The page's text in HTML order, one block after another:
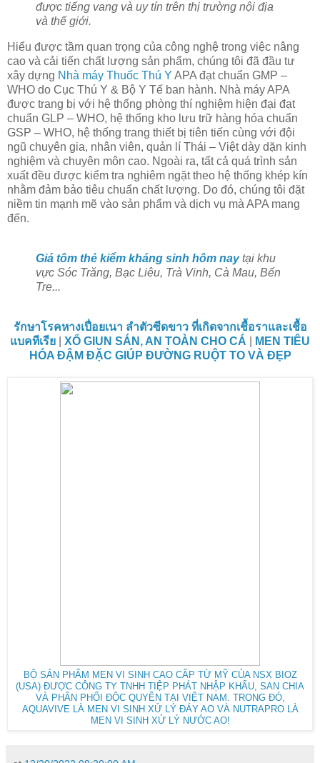
được tiếng vang và uy tín trên thị trường nội địa
và thế giới.
Hiểu được tầm quan trọng của công nghệ trong việc nâng
cao và cải tiến chất lượng sản phẩm, chúng tôi đã đầu tư
xây dựng Nhà máy Thuốc Thú Y APA đạt chuẩn GMP –
WHO do Cục Thú Y & Bộ Y Tế ban hành. Nhà máy APA
được trang bị với hệ thống phòng thí nghiệm hiện đại đạt
chuẩn GLP – WHO, hệ thống kho lưu trữ hàng hóa chuẩn
GSP – WHO, hệ thống trang thiết bị tiên tiến cùng với đội
ngũ chuyên gia, nhân viên, quản lí Thái – Việt dày dặn kinh
nghiệm và chuyên môn cao. Ngoài ra, tất cả quá trình sản
xuất đều được kiểm tra nghiêm ngặt theo hệ thống khép kín
nhằm đảm bảo tiêu chuẩn chất lượng. Do đó, chúng tôi đặt
niềm tin mạnh mẽ vào sản phẩm và dịch vụ mà APA mang
đến.
Giá tôm thẻ kiểm kháng sinh hôm naytại khu
vực Sóc Trăng, Bạc Liêu, Trà Vinh, Cà Mau, Bến
Tre...
รักษาโรคหางเปื่อยเนา ลำตัวซีดขาว ที่เกิดจากเชื้อราและเชื้อ
แบคทีเรีย
XỔ GIUN SÁN, AN TOÀN CHO CÁ
MEN TIÊU
HÓA ĐẬM ĐẶC GIÚP ĐƯỜNG RUỘT TO VÀ ĐẸP
BỘ SẢN PHẨM MEN VI SINH CAO CẤP TỪ MỸ CỦA NSX BIOZ
(USA) ĐƯỢC CÔNG TY TNHH TIỆP PHÁT NHẬP KHẨU, SAN CHIA
VÀ PHÂN PHỐI ĐỘC QUYỀN TẠI VIỆT NAM. TRONG ĐÓ,
AQUAVIVE LÀ MEN VI SINH XỬ LÝ ĐÁY AO VÀ NUTRAPRO LÀ
MEN VI SINH XỬ LÝ NƯỚC AO!